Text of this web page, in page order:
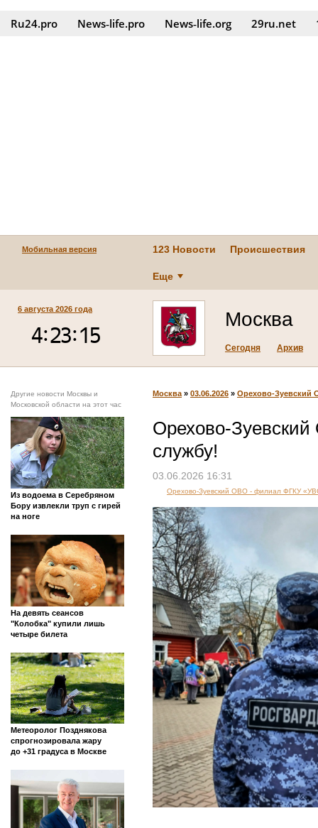
Ru24.pro News‑life.pro News‑life.org 29ru.net
Мобильная версия 123 Новости Происшествия
Еще
6 августа 2026 года Москва
Сегодня Архив
Другие новости Москвы и
Московской области на этот час
Из водоема в Серебряном
Бору извлекли труп с гирей
на ноге
На девять сеансов
"Колобка" купили лишь
четыре билета
Метеоролог Позднякова
спрогнозировала жару
до +31 градуса в Москве
Москва » 03.06.2026 » Орехово-Зуевский
Орехово-
службу!
03.06.2026 16:31
Орехово-Зуевский ОВО - филиал ФГКУ